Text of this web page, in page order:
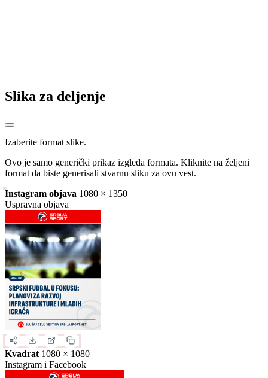
Slika za deljenje
Izaberite format slike.
Ovo je samo generički prikaz izgleda formata. Kliknite na željeni
format da biste generisali stvarnu sliku za ovu vest.
Instagram objava 1080 × 1350
Uspravna objava
Kvadrat 1080 × 1080
Instagram i Facebook